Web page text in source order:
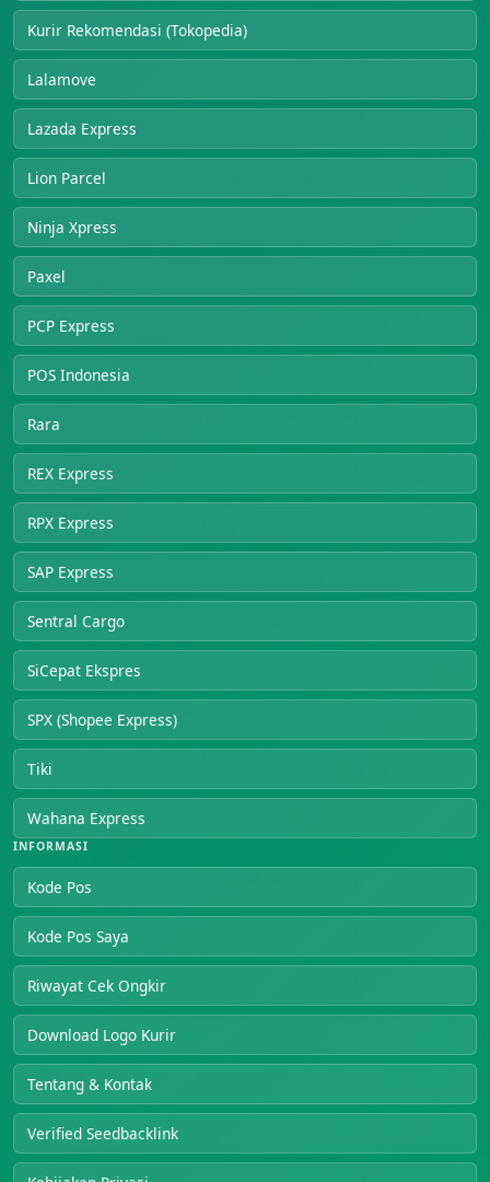
Kurir Rekomendasi (Tokopedia)
Lalamove
Lazada Express
Lion Parcel
Ninja Xpress
Paxel
PCP Express
POS Indonesia
Rara
REX Express
RPX Express
SAP Express
Sentral Cargo
SiCepat Ekspres
SPX (Shopee Express)
Tiki
Wahana Express
INFORMASI
Kode Pos
Kode Pos Saya
Riwayat Cek Ongkir
Download Logo Kurir
Tentang & Kontak
Verified Seedbacklink